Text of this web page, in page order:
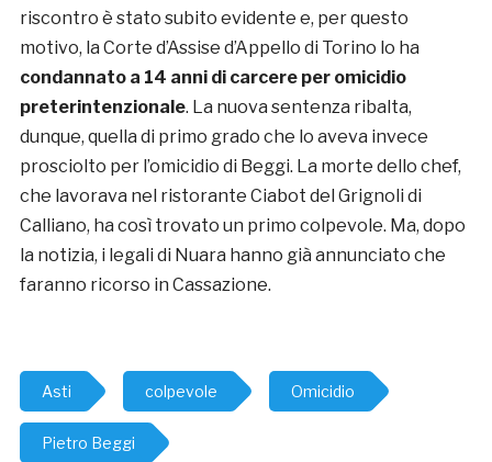
riscontro è stato subito evidente e, per questo
motivo, la Corte d’Assise d’Appello di Torino lo ha
condannato a 14 anni di carcere per omicidio
preterintenzionale. La nuova sentenza ribalta,
dunque, quella di primo grado che lo aveva invece
prosciolto per l’omicidio di Beggi. La morte dello chef,
che lavorava nel ristorante Ciabot del Grignoli di
Calliano, ha così trovato un primo colpevole. Ma, dopo
la notizia, i legali di Nuara hanno già annunciato che
faranno ricorso in Cassazione.
Asti colpevole Omicidio
Pietro Beggi